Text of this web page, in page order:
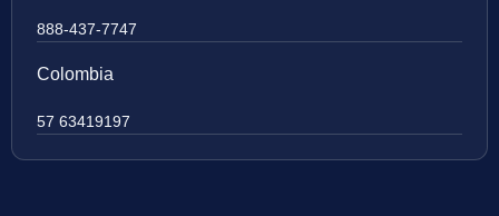
888-437-7747
Colombia
57 63419197